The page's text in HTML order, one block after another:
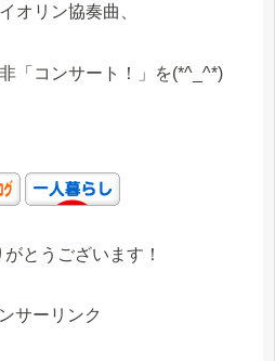
オリン協奏曲、
「コンサート！」を(*^_^*)
とうございます！
サーリンク